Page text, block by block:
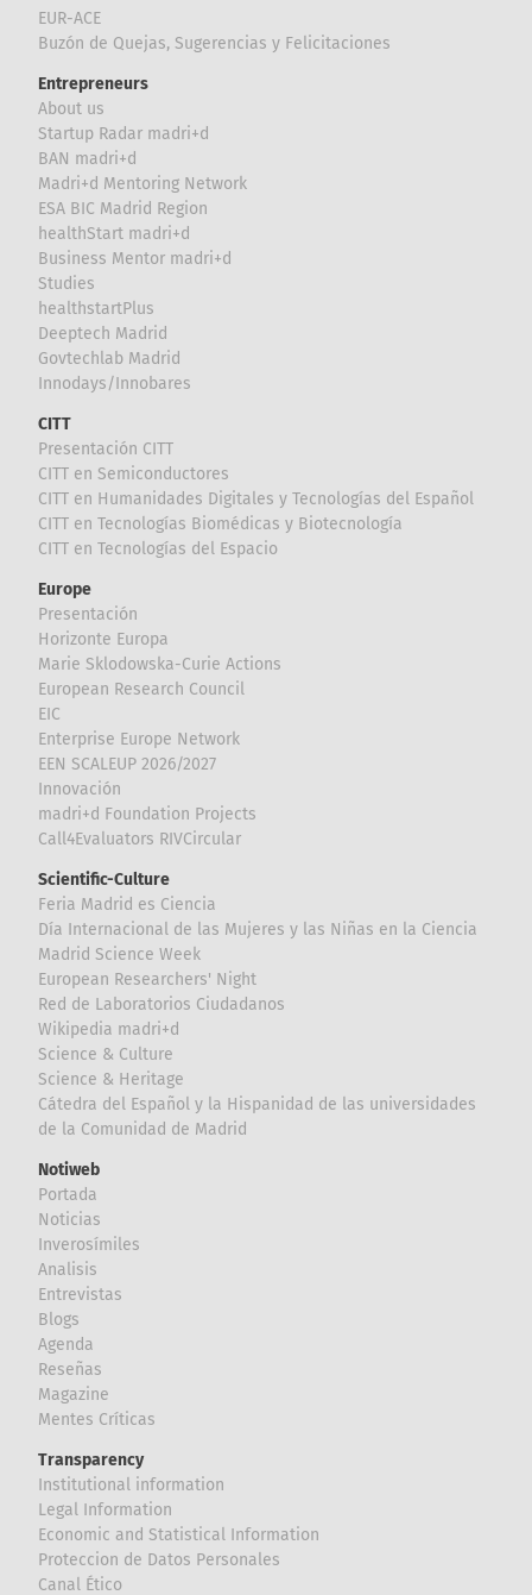
EUR-ACE
Buzón de Quejas, Sugerencias y Felicitaciones
Entrepreneurs
About us
Startup Radar madri+d
BAN madri+d
Madri+d Mentoring Network
ESA BIC Madrid Region
healthStart madri+d
Business Mentor madri+d
Studies
healthstartPlus
Deeptech Madrid
Govtechlab Madrid
Innodays/Innobares
CITT
Presentación CITT
CITT en Semiconductores
CITT en Humanidades Digitales y Tecnologías del Español
CITT en Tecnologías Biomédicas y Biotecnología
CITT en Tecnologías del Espacio
Europe
Presentación
Horizonte Europa
Marie Sklodowska-Curie Actions
European Research Council
EIC
Enterprise Europe Network
EEN SCALEUP 2026/2027
Innovación
madri+d Foundation Projects
Call4Evaluators RIVCircular
Scientific-Culture
Feria Madrid es Ciencia
Día Internacional de las Mujeres y las Niñas en la Ciencia
Madrid Science Week
European Researchers' Night
Red de Laboratorios Ciudadanos
Wikipedia madri+d
Science & Culture
Science & Heritage
Cátedra del Español y la Hispanidad de las universidades
de la Comunidad de Madrid
Notiweb
Portada
Noticias
Inverosímiles
Analisis
Entrevistas
Blogs
Agenda
Reseñas
Magazine
Mentes Críticas
Transparency
Institutional information
Legal Information
Economic and Statistical Information
Proteccion de Datos Personales
Canal Ético